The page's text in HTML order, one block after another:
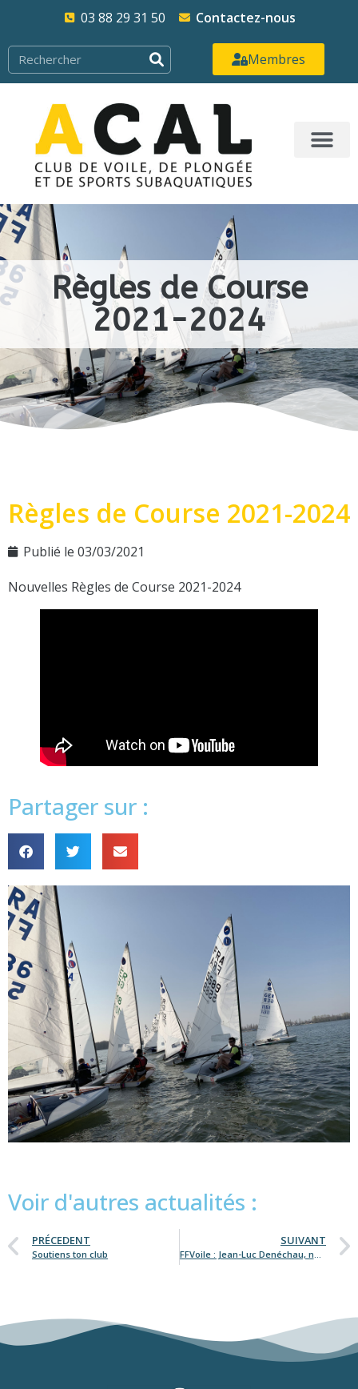
03 88 29 31 50 Contactez-nous
Membres
Règles de Course
2021-2024
Règles de Course 2021-2024
Publié le 03/03/2021
Nouvelles Règles de Course 2021-2024
Partager sur :
Voir d'autres actualités :
PRÉCEDENT
Soutiens ton club
SUIVANT
FFVoile : Jean-Luc Denéchau, nouveau Président